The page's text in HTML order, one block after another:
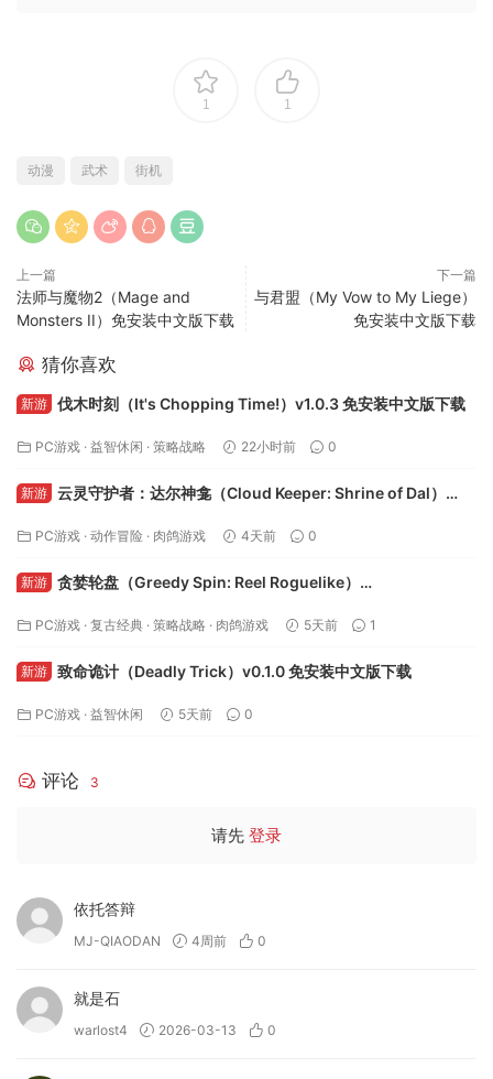
1 1
动漫 武术 街机
上一篇
法师与魔物2（Mage and
Monsters II）免安装中文版下载
下一篇
与君盟（My Vow to My Liege）
免安装中文版下载
猜你喜欢
新游 伐木时刻（It's Chopping Time!）v1.0.3 免安装中文版下载
PC游戏 · 益智休闲 · 策略战略 22小时前 0
新游 云灵守护者：达尔神龛（Cloud Keeper: Shrine of Dal）
PC游戏 · 动作冒险 · 肉鸽游戏 4天前 0
新游 贪婪轮盘（Greedy Spin: Reel Roguelike）
PC游戏 · 复古经典 · 策略战略 · 肉鸽游戏 5天前 1
新游 致命诡计（Deadly Trick）v0.1.0 免安装中文版下载
PC游戏 · 益智休闲 5天前 0
评论 3
请先 登录
依托答辩
MJ-QIAODAN 4周前 0
就是石
warlost4 2026-03-13 0